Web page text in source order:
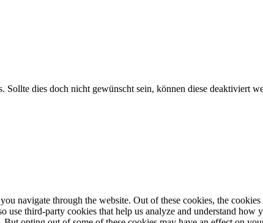
Sollte dies doch nicht gewünscht sein, können diese deaktiviert
navigate through the website. Out of these cookies, the
use third-party cookies that help us analyze and understand